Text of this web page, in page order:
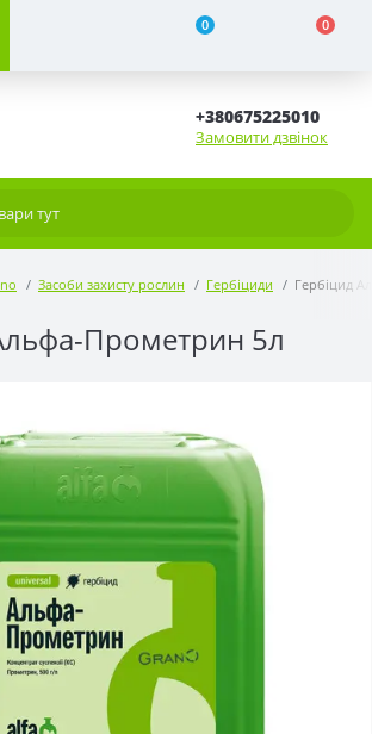
0 0
+380675225010
Замовити дзвінок
Засоби захисту рослин Гербіциди Гербіцид
Прометрин 5л